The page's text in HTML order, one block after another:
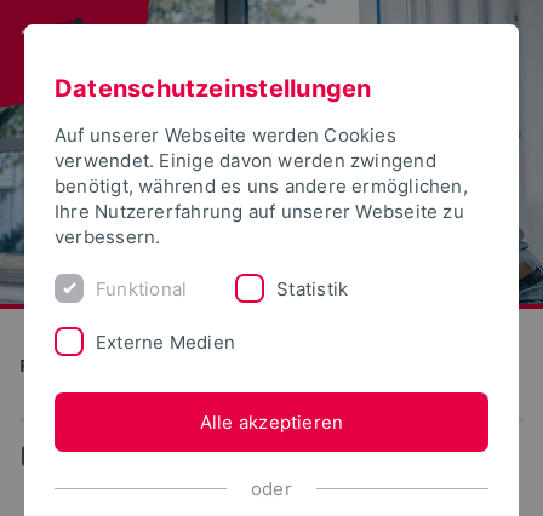
Produktion und Technik
... News
Datenschutzeinstellungen
Auf unserer Webseite werden Cookies
verwendet. Einige davon werden zwingend
benötigt, während es uns andere ermöglichen,
Ihre Nutzererfahrung auf unserer Webseite zu
verbessern.
Funktional Statistik
Externe Medien
Alle akzeptieren
oder